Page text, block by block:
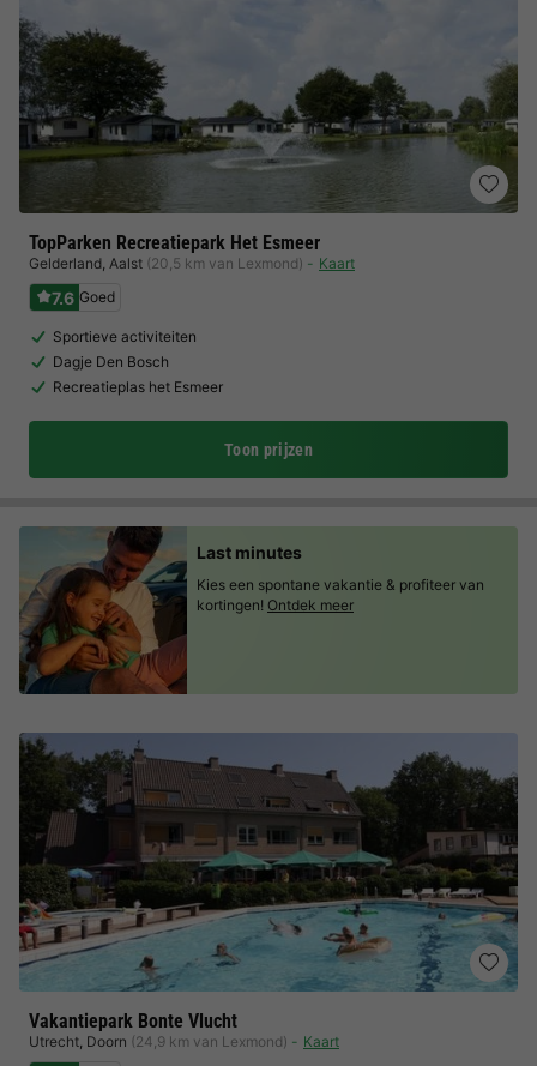
TopParken Recreatiepark Het Esmeer
Gelderland, Aalst (20,5 km van Lexmond) Kaart
7.6 Goed
Sportieve activiteiten
Dagje Den Bosch
Recreatieplas het Esmeer
Toon prijzen
Vakantiepark Bonte Vlucht
Utrecht, Doorn (24,9 km van Lexmond) Kaart
Last minutes
Kies een spontane vakantie & profiteer van
kortingen! Ontdek meer